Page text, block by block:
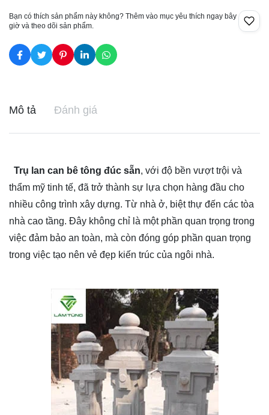
Bạn có thích sản phẩm này không? Thêm vào mục yêu thích ngay bây
giờ và theo dõi sản phẩm.
Mô tả Đánh giá
Trụ lan can bê tông đúc sẵn, với độ bền vượt trội và
thẩm mỹ tinh tế, đã trở thành sự lựa chọn hàng đầu cho
nhiều công trình xây dựng. Từ nhà ở, biệt thự đến các tòa
nhà cao tầng. Đây không chỉ là một phần quan trọng trong
việc đảm bảo an toàn, mà còn đóng góp phần quan trọng
trong việc tạo nên vẻ đẹp kiến trúc của ngôi nhà.